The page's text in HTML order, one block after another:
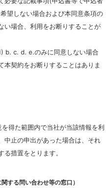
望しない場合および本同意条項の
い場合、利用をお断りすることが
b. c. d. e.のみに同意しない場合
本契約をお断りすることはありま
得た範囲内で当社が当該情報を利
中止の申出があった場合は、それ
措置をとります。
する問い合わせ等の窓口）